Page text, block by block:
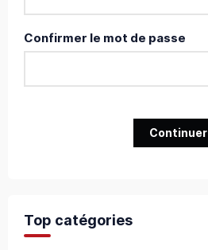
Confirmer le mot de passe
Continuer
Top catégories